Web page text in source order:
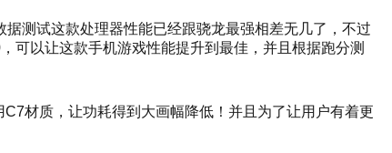
测试这款处理器性能已经跟骁龙最强相差无几了，不过
可以让这款手机游戏性能提升到最佳，并且根据跑分测
材质，让功耗得到大画幅降低！并且为了让用户有着更